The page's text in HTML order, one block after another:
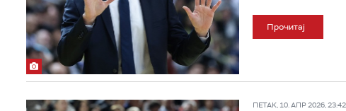
Прочитај
ПЕТАК, 10. АПР 2026,